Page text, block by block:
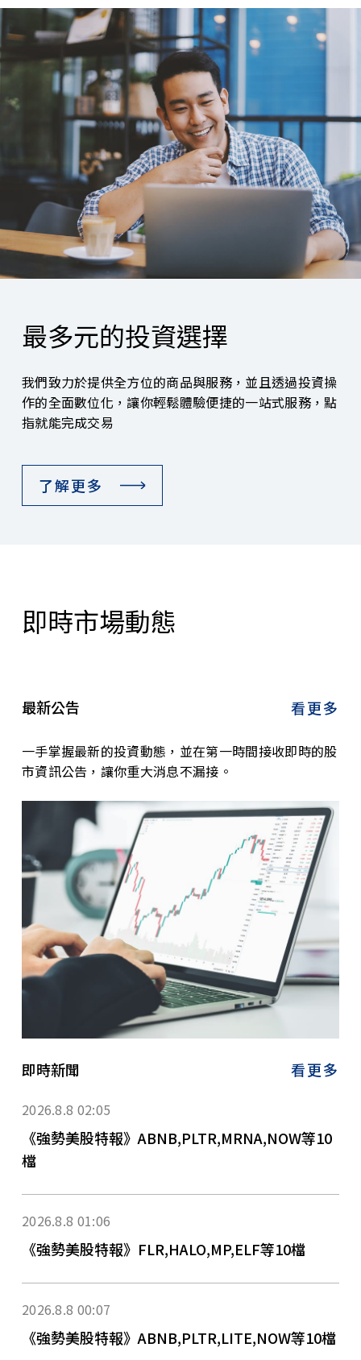
最多元的投資選擇
我們致力於提供全方位的商品與服務，並且透過投資操
作的全面數位化，讓你輕鬆體驗便捷的一站式服務，點
指就能完成交易
了解更多
即時市場動態
最新公告 看更多
一手掌握最新的投資動態，並在第一時間接收即時的股
市資訊公告，讓你重大消息不漏接。
即時新聞 看更多
2026.8.8 02:05
《強勢美股特報》ABNB,PLTR,MRNA,NOW等10
檔
2026.8.8 01:06
《強勢美股特報》FLR,HALO,MP,ELF等10檔
2026.8.8 00:07
《強勢美股特報》ABNB,PLTR,LITE,NOW等10檔